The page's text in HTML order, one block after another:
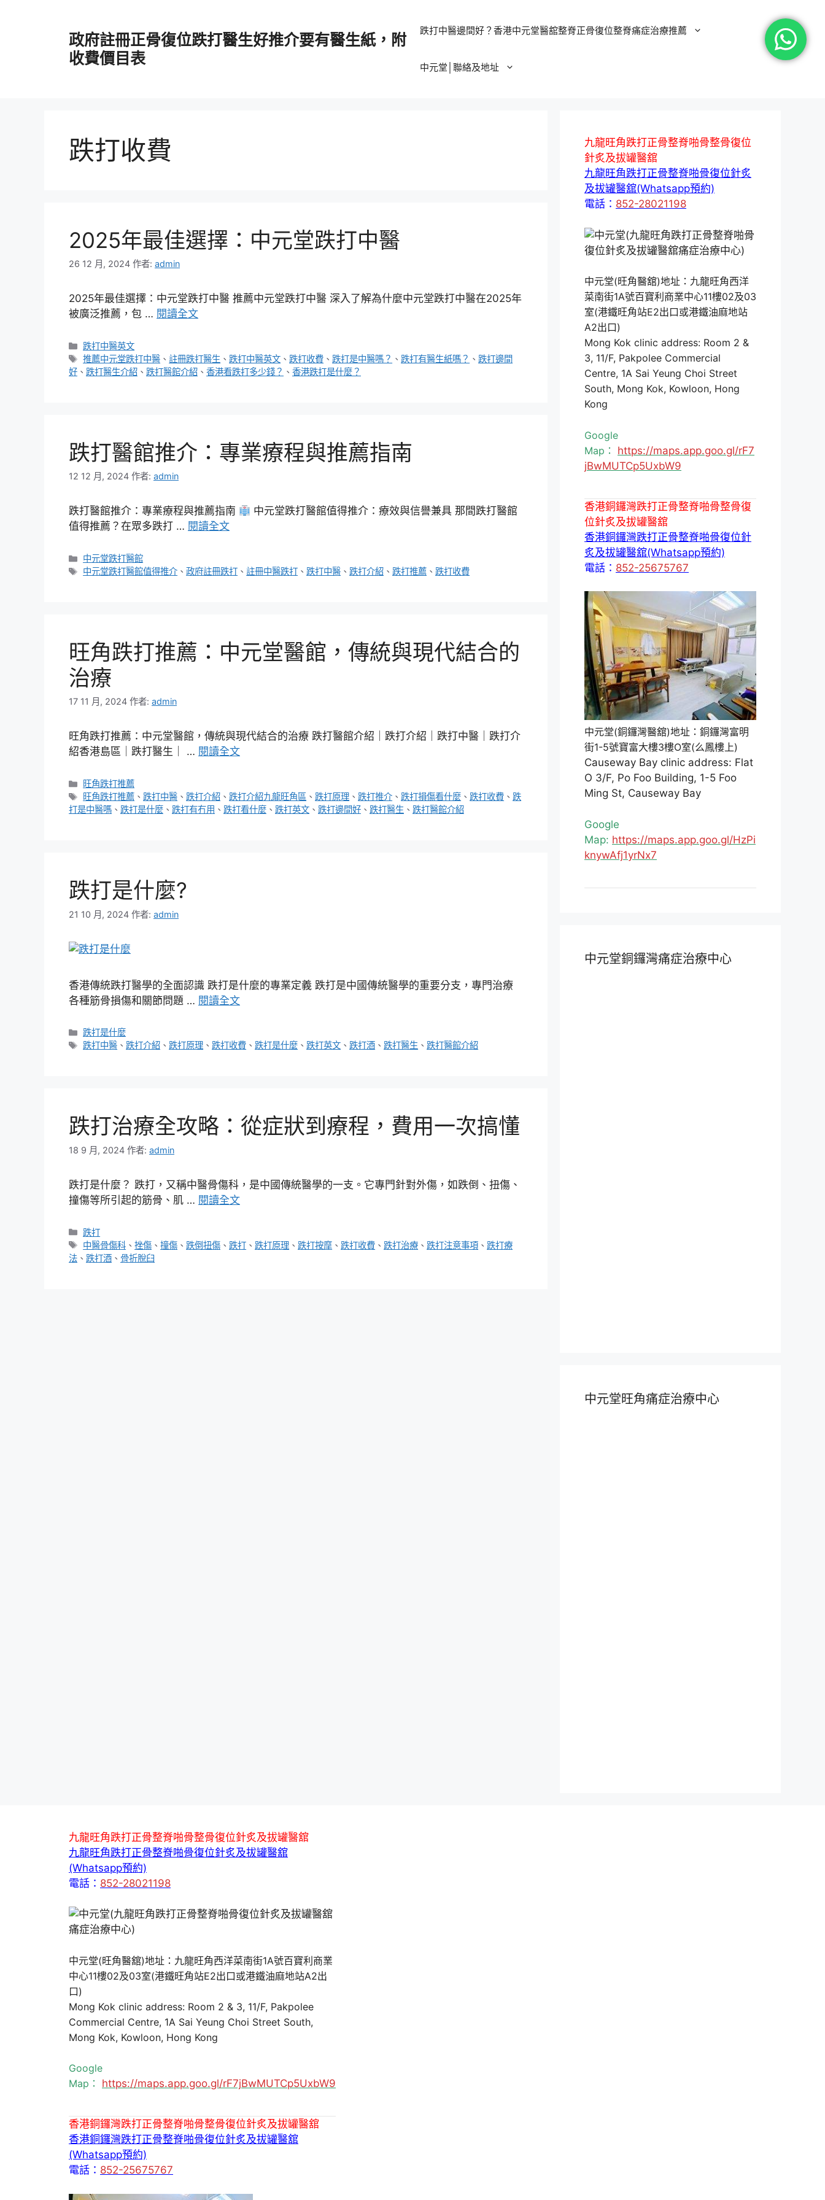
政府註冊正骨復位跌打醫生好推介要有醫生紙，附
收費價目表
跌打中醫邊間好？香港中元堂醫舘整脊正骨復位整脊痛症治療推薦
中元堂│聯絡及地址
跌打收費
2025年最佳選擇：中元堂跌打中醫
26 12 月, 2024 作者: admin
2025年最佳選擇：中元堂跌打中醫 推薦中元堂跌打中醫 深入了解為什麼中元堂跌打中醫在2025年
被廣泛推薦，包 … 閱讀全文
分
類
跌打中醫英文
標
籤
推薦中元堂跌打中醫 、註冊跌打醫生 、 跌打中醫英文 、 跌打收費 、 跌打是中醫嗎？ 、 跌打有醫生紙嗎？ 、 跌打邊間
好 、 跌打醫生介紹 、 跌打醫館介紹 、 香港看跌打多少錢？ 、 香港跌打是什麼？
跌打醫館推介：專業療程與推薦指南
12 12 月, 2024 作者: admin
跌打醫館推介：專業療程與推薦指南
中元堂跌打醫館值得推介：療效與信譽兼具 那間跌打醫館
值得推薦？在眾多跌打 … 閱讀全文
分
類
中元堂跌打醫館
標
中元堂跌打醫館值得推介 、政府註冊跌打 、註冊中醫跌打 、 跌打中醫 、 跌打介紹 、 跌打推薦 、 跌打收費
旺角跌打推薦：中元堂醫館，傳統與現代結合的
治療
17 11 月, 2024 作者: admin
旺角跌打推薦：中元堂醫館，傳統與現代結合的治療 跌打醫館介紹｜跌打介紹｜跌打中醫｜跌打介
紹香港島區｜跌打醫生｜ … 閱讀全文
分
類
旺角跌打推薦
標
籤
旺角跌打推薦 、 跌打中醫 、 跌打介紹 、 跌打介紹九龍旺角區 、 跌打原理 、 跌打推介 、 跌打損傷看什麼 、 跌打收費 、 跌
打是中醫嗎 、 跌打是什麼 、 跌打有冇用 、 跌打看什麼 、 跌打英文 、 跌打邊間好 、 跌打醫生 、 跌打醫館介紹
跌打是什麼?
21 10 月, 2024 作者: admin
香港傳統跌打醫學的全面認識 跌打是什麼的專業定義 跌打是中國傳統醫學的重要分支，專門治療
各種筋骨損傷和關節問題 … 閱讀全文
分
類
跌打是什麼
標
跌打中醫 、跌打介紹 、跌打原理 、跌打收費 、跌打是什麼 、跌打英文 、跌打酒 、跌打醫生 、跌打醫館介紹
跌打治療全攻略：從症狀到療程，費用一次搞懂
18 9 月, 2024 作者: admin
跌打是什麼？ 跌打，又稱中醫骨傷科，是中國傳統醫學的一支。它專門針對外傷，如跌倒、扭傷、
撞傷等所引起的筋骨、肌 … 閱讀全文
分
類
跌打
標
籤
中醫骨傷科 、挫傷 、撞傷 、 跌倒扭傷 、 跌打 、 跌打原理 、 跌打按摩 、 跌打收費 、 跌打治療 、 跌打注意事項 、 跌打療
法 、 跌打酒 、 骨折脫臼
九龍旺角跌打正骨整脊啪骨整骨復位
針炙及拔罐醫舘
九龍旺角跌打正骨整脊啪骨復位針炙
及拔罐醫舘(Whatsapp預約)
電話： 852-28021198
中元堂(旺角醫舘)地址：九龍旺角西洋
菜南街1A號百寶利商業中心11樓02及03
室(港鐵旺角站E2出口或港鐵油麻地站
A2出口)
Mong Kok clinic address: Room 2 &
3, 11/F, Pakpolee Commercial
Centre, 1A Sai Yeung Choi Street
South, Mong Kok, Kowloon, Hong
Kong
Google
Map： https://maps.app.goo.gl/rF7
jBwMUTCp5UxbW9
香港銅鑼灣跌打正骨整脊啪骨整骨復
位針炙及拔罐醫舘
香港銅鑼灣跌打正骨整脊啪骨復位針
炙及拔罐醫舘(Whatsapp預約)
電話： 852-25675767
中元堂(銅鑼灣醫舘)地址：銅鑼灣富明
街1-5號寶富大樓3樓O室(么鳳樓上)
Causeway Bay clinic address: Flat
O 3/F, Po Foo Building, 1-5 Foo
Ming St, Causeway Bay
Google
Map: https://maps.app.goo.gl/HzPi
knywAfj1yrNx7
中元堂銅鑼灣痛症治療中心
中元堂旺角痛症治療中心
九龍旺角跌打正骨整脊啪骨整骨復位針炙及拔罐醫舘
九龍旺角跌打正骨整脊啪骨復位針炙及拔罐醫舘
(Whatsapp預約)
電話： 852-28021198
中元堂(旺角醫舘)地址：九龍旺角西洋菜南街1A號百寶利商業
中心11樓02及03室(港鐵旺角站E2出口或港鐵油麻地站A2出
口)
Mong Kok clinic address: Room 2 & 3, 11/F, Pakpolee
Commercial Centre, 1A Sai Yeung Choi Street South,
Mong Kok, Kowloon, Hong Kong
Google
Map： https://maps.app.goo.gl/rF7jBwMUTCp5UxbW9
香港銅鑼灣跌打正骨整脊啪骨整骨復位針炙及拔罐醫舘
香港銅鑼灣跌打正骨整脊啪骨復位針炙及拔罐醫舘
(Whatsapp預約)
電話： 852-25675767